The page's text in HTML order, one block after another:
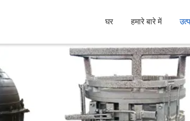
घर हमारे बारे में